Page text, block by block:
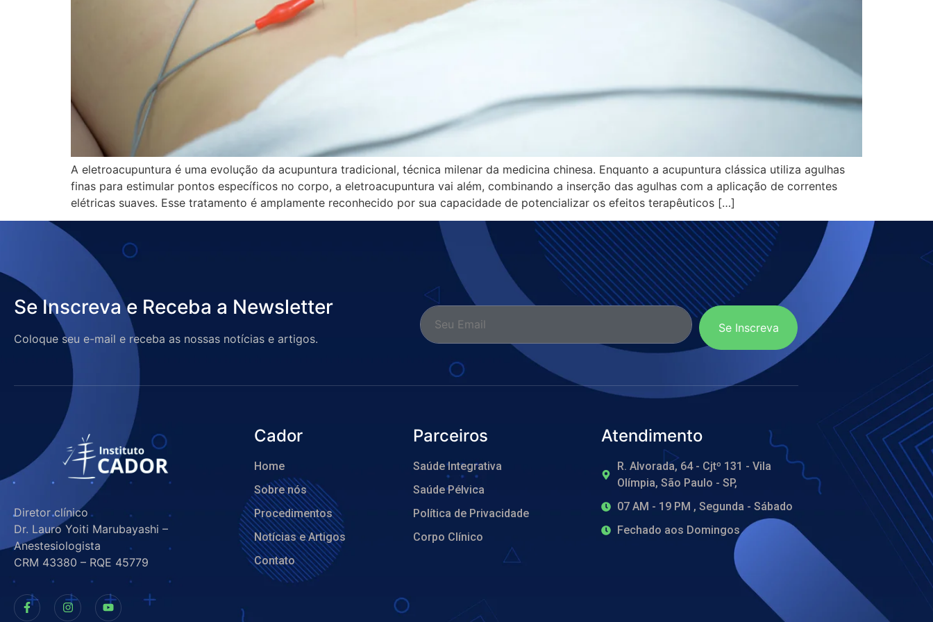
A eletroacupuntura é uma evolução da acupuntura tradicional, técnica milenar da medicina chinesa. Enquanto a acupuntura clássica utiliza agulhas
finas para estimular pontos específicos no corpo, a eletroacupuntura vai além, combinando a inserção das agulhas com a aplicação de correntes
elétricas suaves. Esse tratamento é amplamente reconhecido por sua capacidade de potencializar os efeitos terapêuticos […]
Se Inscreva e Receba a Newsletter
Coloque seu e-mail e receba as nossas notícias e artigos.
Se Inscreva
Diretor clínico
Dr. Lauro Yoiti Marubayashi –
Anestesiologista
CRM 43380 – RQE 45779
Cador
Home
Sobre nós
Procedimentos
Notícias e Artigos
Contato
Parceiros
Saúde Integrativa
Saúde Pélvica
Política de Privacidade
Corpo Clínico
Atendimento
R. Alvorada, 64 - Cjtº 131 - Vila
Olímpia, São Paulo - SP,
07 AM - 19 PM , Segunda - Sábado
Fechado aos Domingos